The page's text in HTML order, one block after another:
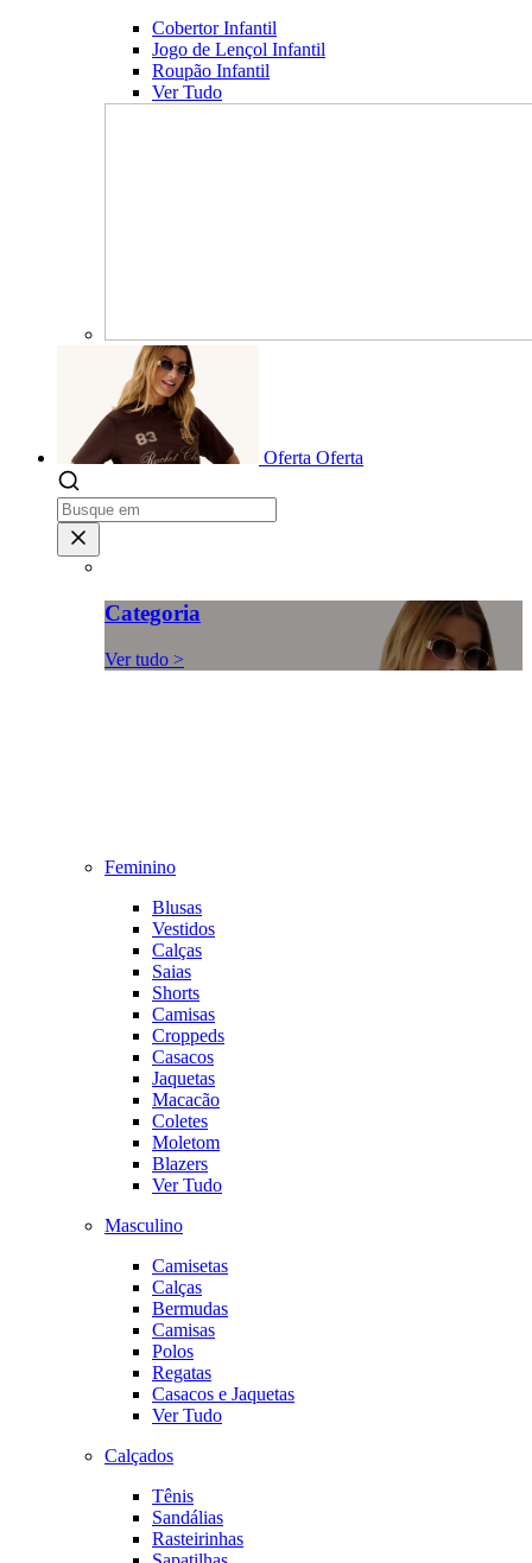
Cobertor Infantil
Jogo de Lençol Infantil
Roupão Infantil
Ver Tudo
Oferta Oferta
Categoria
Ver tudo >
Feminino
Blusas
Vestidos
Calças
Saias
Shorts
Camisas
Croppeds
Casacos
Jaquetas
Macacão
Coletes
Moletom
Blazers
Ver Tudo
Masculino
Camisetas
Calças
Bermudas
Camisas
Polos
Regatas
Casacos e Jaquetas
Ver Tudo
Calçados
Tênis
Sandálias
Rasteirinhas